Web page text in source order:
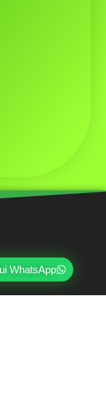
WhatsApp